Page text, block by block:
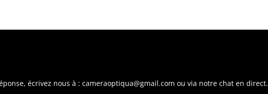
écrivez nous à : cameraoptiqua@gmail.com ou via notre chat en direct.